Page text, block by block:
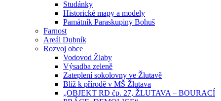
Studánky
Historické mapy a modely
Památník Paraskupiny Bohuš
Farnost
Areál Dubník
Rozvoj obce
Vodovod Žlaby
Výsadba zeleně
Zateplení sokolovny ve Žlutavě
Blíž k přírodě v MŠ Žlutava
„OBJEKT RD čp. 27, ŽLUTAVA – BOURACÍ